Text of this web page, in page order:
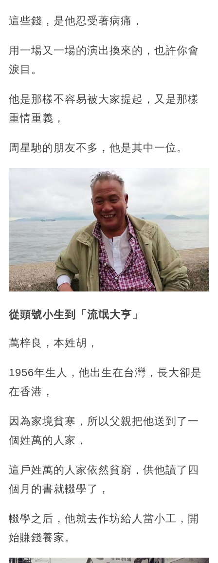
這些錢，是他忍受著病痛，
用一場又一場的演出換來的，也許你會
淚目。
他是那樣不容易被大家提起，又是那樣
重情重義，
周星馳的朋友不多，他是其中一位。
從頭號小生到「流氓大亨」
萬梓良，本姓胡，
1956年生人，他出生在台灣，長大卻是
在香港，
因為家境貧寒，所以父親把他送到了一
個姓萬的人家，
這戶姓萬的人家依然貧窮，供他讀了四
個月的書就輟學了，
輟學之后，他就去作坊給人當小工，開
始賺錢養家。